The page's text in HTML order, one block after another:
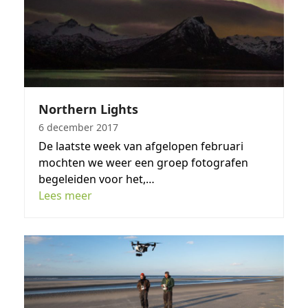
Northern Lights
6 december 2017
De laatste week van afgelopen februari
mochten we weer een groep fotografen
begeleiden voor het,…
Lees meer